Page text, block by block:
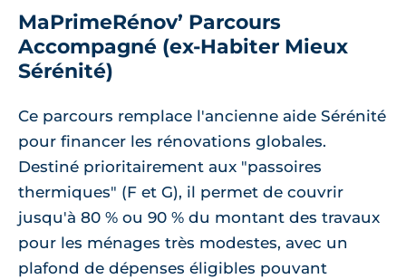
MaPrimeRénov’ Parcours
Accompagné (ex-Habiter Mieux
Sérénité)
Ce parcours remplace l'ancienne aide Sérénité
pour financer les rénovations globales.
Destiné prioritairement aux "passoires
thermiques" (F et G), il permet de couvrir
jusqu'à 80 % ou 90 % du montant des travaux
pour les ménages très modestes, avec un
plafond de dépenses éligibles pouvant